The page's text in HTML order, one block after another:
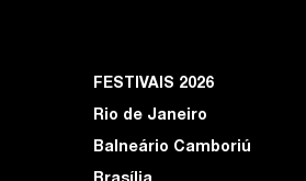
FESTIVAIS 2026
Rio de Janeiro
Balneário Camboriú